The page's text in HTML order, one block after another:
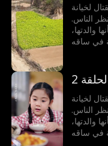
لخيانة
الناس.
التظاهر بأنها والدتها،
في ساقه
السلطة،
العائلة
من جديد.
2
لخيانة
الناس.
التظاهر بأنها والدتها،
في ساقه